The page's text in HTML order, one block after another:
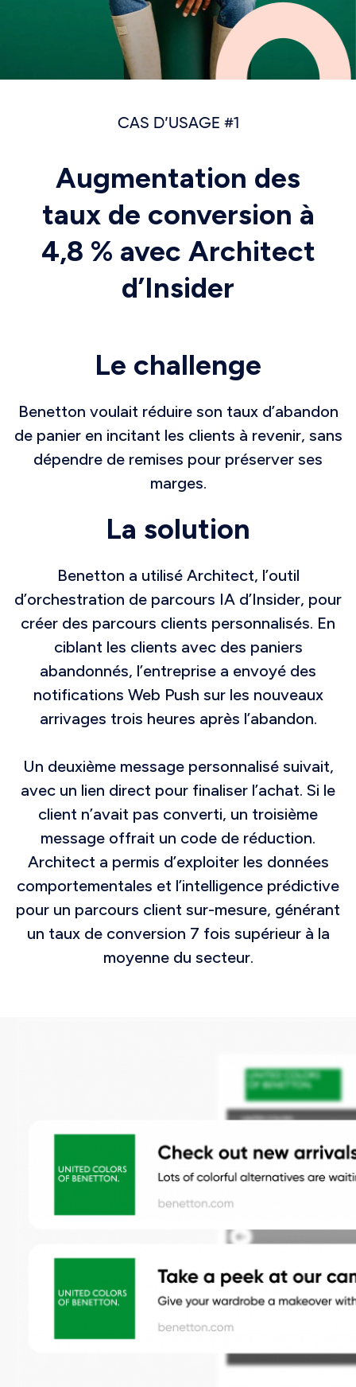
CAS D’USAGE #1
Augmentation des
taux de conversion à
4,8 % avec Architect
d’Insider
Le challenge
Benetton voulait réduire son taux d’abandon
de panier en incitant les clients à revenir, sans
dépendre de remises pour préserver ses
marges.
La solution
Benetton a utilisé Architect, l’outil
d’orchestration de parcours IA d’Insider, pour
créer des parcours clients personnalisés. En
ciblant les clients avec des paniers
abandonnés, l’entreprise a envoyé des
notifications Web Push sur les nouveaux
arrivages trois heures après l’abandon.
Un deuxième message personnalisé suivait,
avec un lien direct pour finaliser l’achat. Si le
client n’avait pas converti, un troisième
message offrait un code de réduction.
Architect a permis d’exploiter les données
comportementales et l’intelligence prédictive
pour un parcours client sur-mesure, générant
un taux de conversion 7 fois supérieur à la
moyenne du secteur.